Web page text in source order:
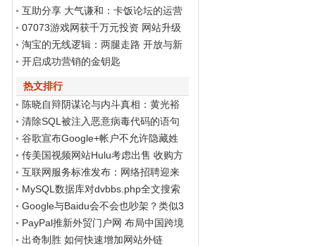
标互助分享 大气谦和：卡饭论坛的运营
之道
07073游戏网获千万元投资 网站升级
Discuz! X2再度发力
淘宝的无线逻辑：两腿走路 开放与新
商业生态
开启成功营销的金钥匙
热文排行
陈晓自辩阴谋论与内斗真相：黄光裕
智商高
清除SQL被注入恶意病毒代码的语句
谷歌宣布Google+帐户不允许隐藏姓
名和性别
传美国视频网站Hulu考虑出售 收购方
非谷歌
互联网服务标准发布：网络招聘迎来
春天
MySQL数据库对dvbbs.php全文搜索
的完全分析
Google与Baidu会不会也吵架？类似3
60与腾讯...
PayPal推新外贸门户网 布局中国跨境
电子商务
出奇制胜 如何快速增加网站外链